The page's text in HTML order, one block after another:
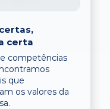
certa
competências
que
os valores da